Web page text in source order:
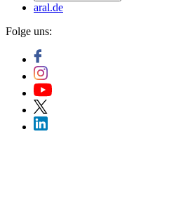
aral.de
Folge uns: